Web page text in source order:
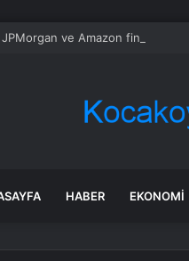
JPMorgan ve Amazon finans için
HABER EKONOMI